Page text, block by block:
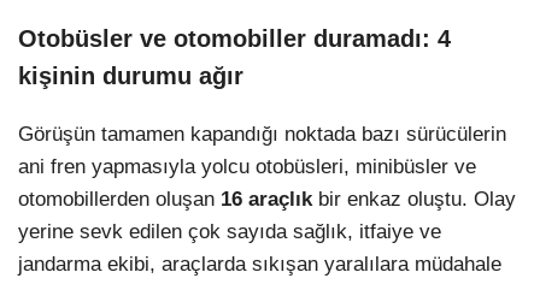
Otobüsler ve otomobiller duramadı: 4
kişinin durumu ağır
Görüşün tamamen kapandığı noktada bazı sürücülerin
ani fren yapmasıyla yolcu otobüsleri, minibüsler ve
otomobillerden oluşan 16 araçlıkbir enkaz oluştu. Olay
yerine sevk edilen çok sayıda sağlık, itfaiye ve
jandarma ekibi, araçlarda sıkışan yaralılara müdahale